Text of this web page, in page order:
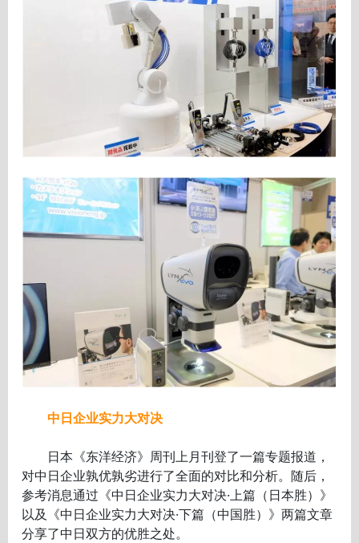
中日企业实力大对决
日本《东洋经济》周刊上月刊登了一篇专题报道，
对中日企业孰优孰劣进行了全面的对比和分析。随后，
参考消息通过《中日企业实力大对决·上篇（日本胜）》
以及《中日企业实力大对决·下篇（中国胜）》两篇文章
分享了中日双方的优胜之处。